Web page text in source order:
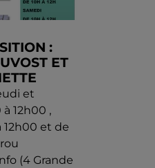
:
ET
et
12h00 ,
12h00 et de
(4 Grande